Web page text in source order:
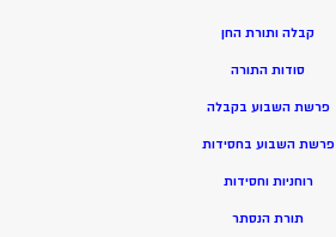
קבלה ותורת החן
סודות התורה
פרשת השבוע בקבלה
פרשת השבוע בחסידות
רוחניות וחסידות
תורת הנסתר